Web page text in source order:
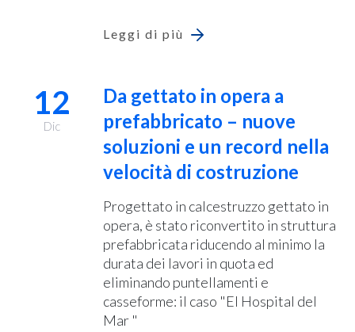
Leggi di più
12
Dic
Da gettato in opera a
prefabbricato – nuove
soluzioni e un record nella
velocità di costruzione
Progettato in calcestruzzo gettato in
opera, è stato riconvertito in struttura
prefabbricata riducendo al minimo la
durata dei lavori in quota ed
eliminando puntellamenti e
casseforme: il caso "El Hospital del
Mar "